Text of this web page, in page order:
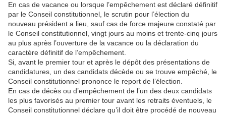
En cas de vacance ou lorsque l’empêchement est déclaré définitif
par le Conseil constitutionnel, le scrutin pour l’élection du
nouveau président a lieu, sauf cas de force majeure constaté par
le Conseil constitutionnel, vingt jours au moins et trente-cinq jours
au plus après l’ouverture de la vacance ou la déclaration du
caractère définitif de l’empêchement.
Si, avant le premier tour et après le dépôt des présentations de
candidatures, un des candidats décède ou se trouve empêché, le
Conseil constitutionnel prononce le report de l’élection.
En cas de décès ou d’empêchement de l’un des deux candidats
les plus favorisés au premier tour avant les retraits éventuels, le
Conseil constitutionnel déclare qu’il doit être procédé de nouveau